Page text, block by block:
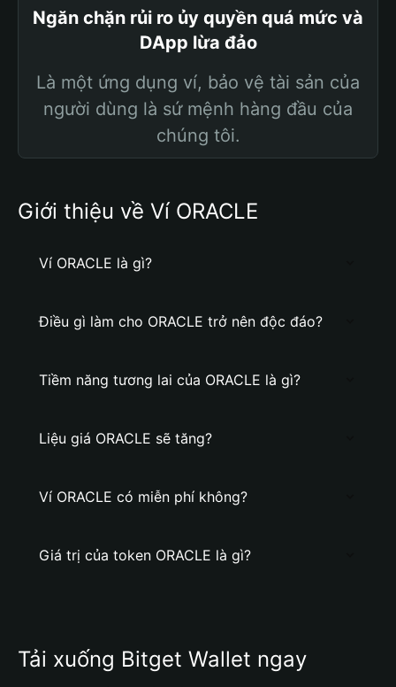
Ngăn chặn rủi ro ủy quyền quá mức và
DApp lừa đảo
Là một ứng dụng ví, bảo vệ tài sản của
người dùng là sứ mệnh hàng đầu của
chúng tôi.
Giới thiệu về Ví ORACLE
Ví ORACLE là gì?
Điều gì làm cho ORACLE trở nên độc đáo?
Tiềm năng tương lai của ORACLE là gì?
Liệu giá ORACLE sẽ tăng?
Ví ORACLE có miễn phí không?
Giá trị của token ORACLE là gì?
Tải xuống Bitget Wallet ngay